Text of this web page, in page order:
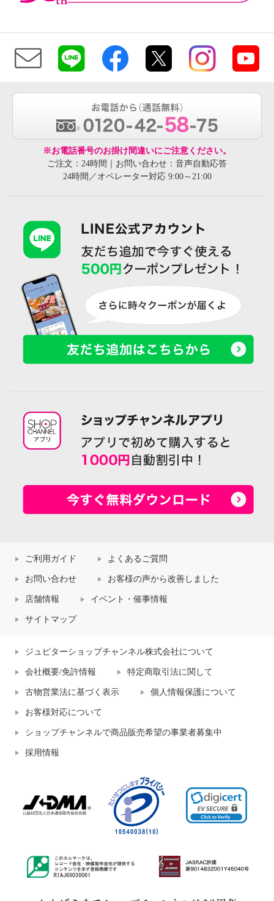
※お電話番号のお掛け間違いにご注意ください。
ご注文：24時間｜お問い合わせ：音声自動応答
24時間／オペレーター対応 9:00～21:00
ご利用ガイド よくあるご質問
お問い合わせ お客様の声から改善しました
店舗情報 イベント・催事情報
サイトマップ
ジュピターショップチャンネル株式会社について
会社概要/免許情報 特定商取引法に関して
古物営業法に基づく表示 個人情報保護について
お客様対応について
ショップチャンネルで商品販売希望の事業者募集中
採用情報